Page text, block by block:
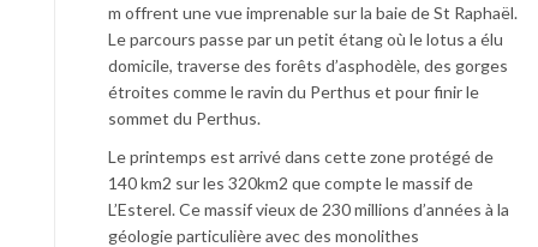
m offrent une vue imprenable sur la baie de St Raphaël.
Le parcours passe par un petit étang où le lotus a élu
domicile, traverse des forêts d’asphodèle, des gorges
étroites comme le ravin du Perthus et pour finir le
sommet du Perthus.
Le printemps est arrivé dans cette zone protégé de
140 km2 sur les 320km2 que compte le massif de
L’Esterel. Ce massif vieux de 230 millions d’années à la
géologie particulière avec des monolithes